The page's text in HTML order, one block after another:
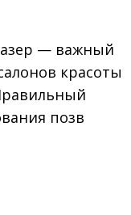
— важный
красоты
позв